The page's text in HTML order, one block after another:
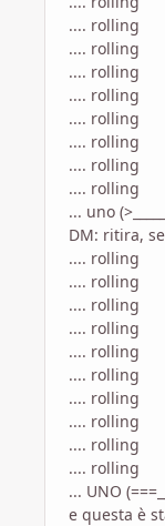
.... rolling
.... rolling
.... rolling
.... rolling
.... rolling
.... rolling
.... rolling
.... rolling
... uno
DM: ritira,
.... rolling
.... rolling
.... rolling
.... rolling
.... rolling
.... rolling
.... rolling
.... rolling
.... rolling
.... rolling
... UNO
e questa è